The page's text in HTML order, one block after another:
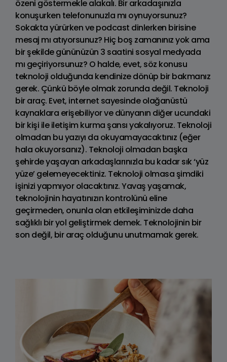
özeni göstermekle alakalı. Bir arkadaşınızla
konuşurken telefonunuzla mı oynuyorsunuz?
Sokakta yürürken ve podcast dinlerken birisine
mesaj mı atıyorsunuz? Hiç boş zamanınız yok ama
bir şekilde gününüzün 3 saatini sosyal medyada
mı geçiriyorsunuz? O halde, evet, söz konusu
teknoloji olduğunda kendinize dönüp bir bakmanız
gerek. Çünkü böyle olmak zorunda değil. Teknoloji
bir araç. Evet, internet sayesinde olağanüstü
kaynaklara erişebiliyor ve dünyanın diğer ucundaki
bir kişi ile iletişim kurma şansı yakalıyoruz. Teknoloji
olmadan bu yazıyı da okuyamayacaktınız (eğer
hala okuyorsanız). Teknoloji olmadan başka
şehirde yaşayan arkadaşlarınızla bu kadar sık ‘yüz
yüze’ gelemeyecektiniz. Teknoloji olmasa şimdiki
işinizi yapmıyor olacaktınız. Yavaş yaşamak,
teknolojinin hayatınızın kontrolünü eline
geçirmeden, onunla olan etkileşiminizde daha
sağlıklı bir yol geliştirmek demek. Teknolojinin bir
son değil, bir araç olduğunu unutmamak gerek.